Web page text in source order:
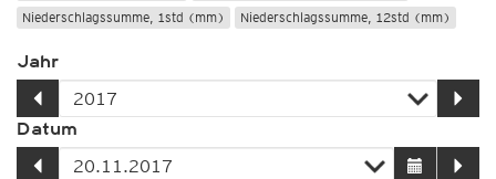
Niederschlagssumme, 1std (mm)
Niederschlagssumme, 12std (mm)
Jahr
Datum